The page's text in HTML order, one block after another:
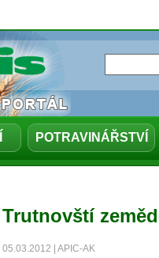
POTRAVINÁŘSTVÍ
Trutnovští
05.03.2012 | APIC-AK